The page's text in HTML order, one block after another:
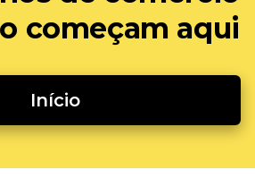
começam aqui
Início